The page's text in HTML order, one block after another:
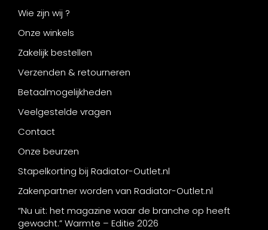
Wie zijn wij ?
Onze winkels
Zakelijk bestellen
Verzenden & retourneren
Betaalmogelijkheden
Veelgestelde vragen
Contact
Onze beurzen
Stapelkorting bij Radiator-Outlet.nl
Zakenpartner worden van Radiator-Outlet.nl
“Nu uit: het magazine waar de branche op heeft
gewacht.” Warmte – Editie 2026